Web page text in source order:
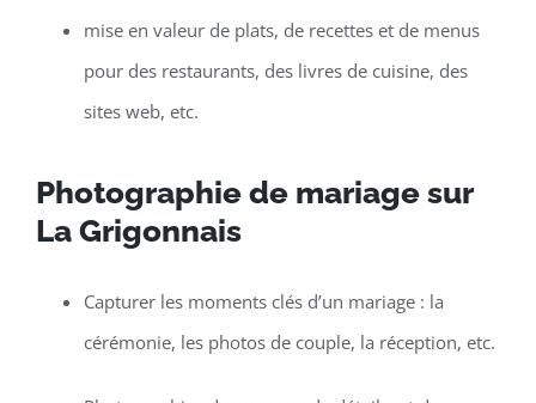
mise en valeur de plats, de recettes et de menus
pour des restaurants, des livres de cuisine, des
sites web, etc.
Photographie de mariage sur
La Grigonnais
Capturer les moments clés d’un mariage : la
cérémonie, les photos de couple, la réception, etc.